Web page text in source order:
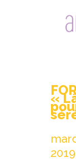
«
2019